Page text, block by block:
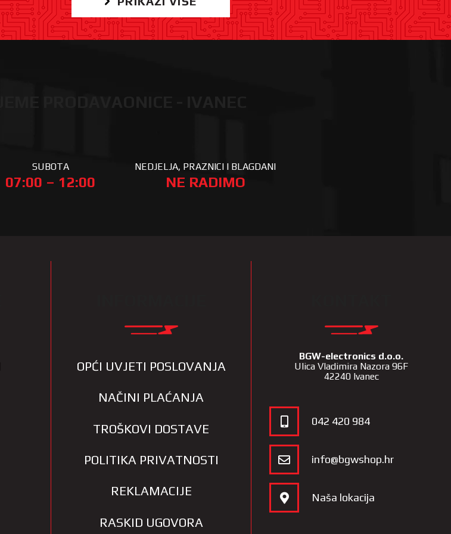
SUBOTA
07:00 – 12:00
NEDJELJA, PRAZNICI I BLAGDANI
NE RADIMO
OPĆI UVJETI POSLOVANJA
NAČINI PLAĆANJA
TROŠKOVI DOSTAVE
POLITIKA PRIVATNOSTI
REKLAMACIJE
RASKID UGOVORA
BGW-electronics d.o.o.
Ulica Vladimira Nazora 96F
42240 Ivanec
042 420 984
info@bgwshop.hr
Naša lokacija